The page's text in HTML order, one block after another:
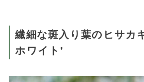
繊細な斑入り葉のヒサカ
ホワイト’